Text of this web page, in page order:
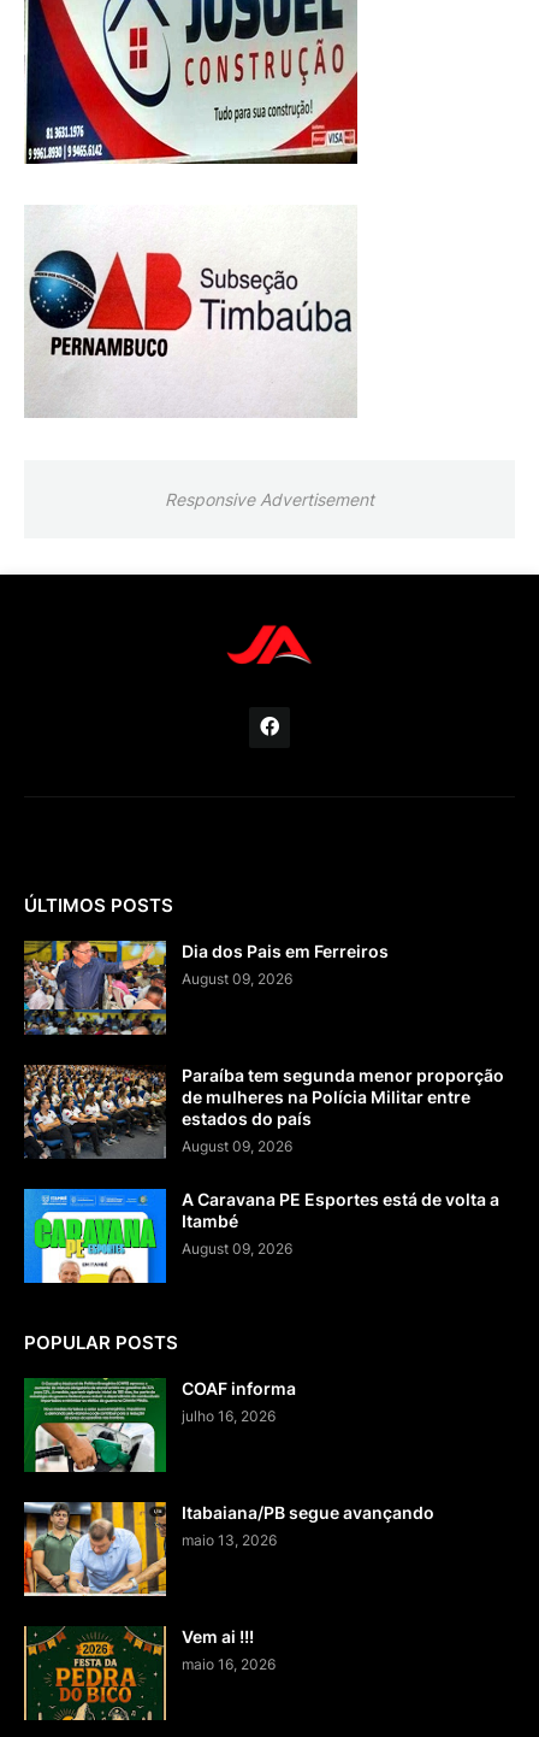
Responsive Advertisement
ÚLTIMOS POSTS
Dia dos Pais em Ferreiros
August 09, 2026
Paraíba tem segunda menor proporção
de mulheres na Polícia Militar entre
estados do país
August 09, 2026
A Caravana PE Esportes está de volta a
Itambé
August 09, 2026
POPULAR POSTS
COAF informa
julho 16, 2026
Itabaiana/PB segue avançando
maio 13, 2026
Vem ai !!!
maio 16, 2026